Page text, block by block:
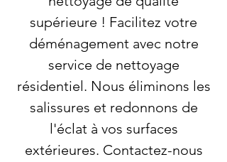
supérieure ! Facilitez votre
déménagement avec notre
service de nettoyage
résidentiel. Nous éliminons les
salissures et redonnons de
l'éclat à vos surfaces
extérieures. Contactez-nous